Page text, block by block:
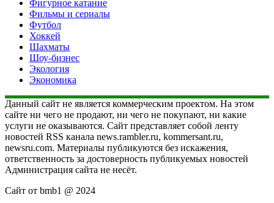
Фигурное катание
Фильмы и сериалы
Футбол
Хоккей
Шахматы
Шоу-бизнес
Экология
Экономика
Данный сайт не является коммерческим проектом. На этом
сайте ни чего не продают, ни чего не покупают, ни какие
услуги не оказываются. Сайт представляет собой ленту
новостей RSS канала news.rambler.ru, kommersant.ru,
newsru.com. Материалы публикуются без искажения,
ответственность за достоверность публикуемых новостей
Администрация сайта не несёт.
Сайт от bmb1 @ 2024